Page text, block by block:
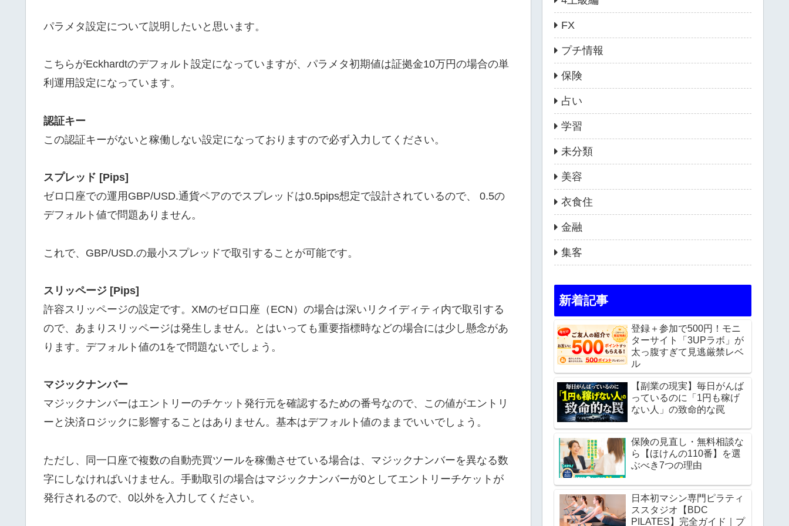
パラメタ設定について説明したいと思います。
こちらがEckhardtのデフォルト設定になっていますが、パラメタ初期値は証拠金10万円の場合の単
利運用設定になっています。
認証キー
この認証キーがないと稼働しない設定になっておりますので必ず入力してください。
スプレッド [Pips]
ゼロ口座での運用GBP/USD.通貨ペアのでスプレッドは0.5pips想定で設計されているので、 0.5の
デフォルト値で問題ありません。
これで、GBP/USD.の最小スプレッドで取引することが可能です。
スリッページ [Pips]
許容スリッページの設定です。XMのゼロ口座（ECN）の場合は深いリクイディティ内で取引する
ので、あまりスリッページは発生しません。とはいっても重要指標時などの場合には少し懸念があ
ります。デフォルト値の1をで問題ないでしょう。
マジックナンバー
マジックナンバーはエントリーのチケット発行元を確認するための番号なので、この値がエントリ
ーと決済ロジックに影響することはありません。基本はデフォルト値のままでいいでしょう。
ただし、同一口座で複数の自動売買ツールを稼働させている場合は、マジックナンバーを異なる数
字にしなければいけません。手動取引の場合はマジックナンバーが0としてエントリーチケットが
発行されるので、0以外を入力してください。
FX
プチ情報
保険
占い
学習
未分類
美容
衣食住
金融
集客
新着記事
登録＋参加で500円！モニ
ターサイト「3UPラボ」が
太っ腹すぎて見逃厳禁レベ
ル
【副業の現実】毎日がんば
っているのに「1円も稼げ
ない人」の致命的な罠
保険の見直し・無料相談な
ら【ほけんの110番】を選
ぶべき7つの理由
日本初マシン専門ピラティ
ススタジオ【BDC
PILATES】完全ガイド｜プ